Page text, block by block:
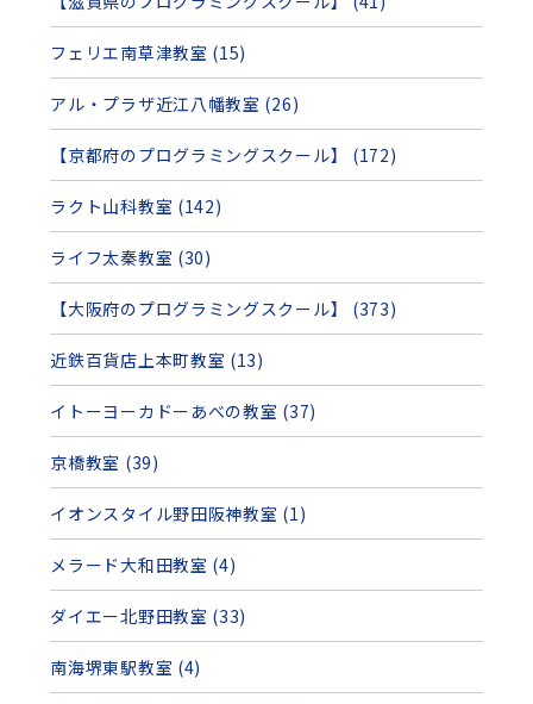
フェリエ南草津教室 (15)
アル・プラザ近江八幡教室 (26)
【京都府のプログラミングスクール】 (172)
ラクト山科教室 (142)
ライフ太秦教室 (30)
【大阪府のプログラミングスクール】 (373)
近鉄百貨店上本町教室 (13)
イトーヨーカドーあべの教室 (37)
京橋教室 (39)
イオンスタイル野田阪神教室 (1)
メラード大和田教室 (4)
ダイエー北野田教室 (33)
南海堺東駅教室 (4)